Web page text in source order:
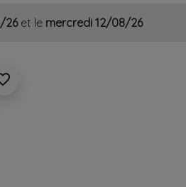
26et le mercredi 12/08/26